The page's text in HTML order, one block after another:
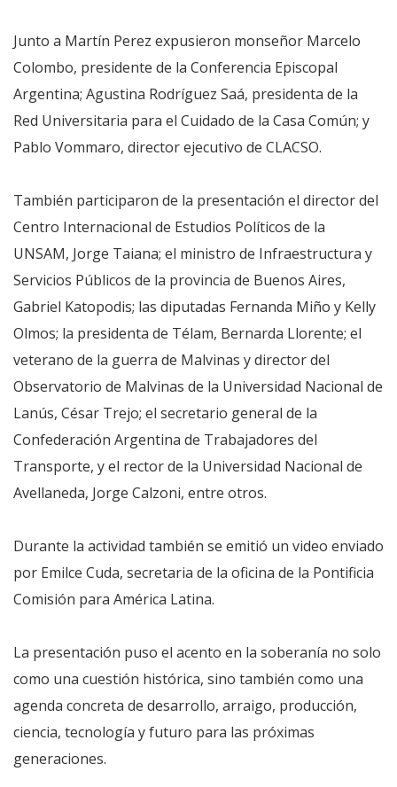
Junto a Martín Perez expusieron monseñor Marcelo
Colombo, presidente de la Conferencia Episcopal
Argentina; Agustina Rodríguez Saá, presidenta de la
Red Universitaria para el Cuidado de la Casa Común; y
Pablo Vommaro, director ejecutivo de CLACSO.
También participaron de la presentación el director del
Centro Internacional de Estudios Políticos de la
UNSAM, Jorge Taiana; el ministro de Infraestructura y
Servicios Públicos de la provincia de Buenos Aires,
Gabriel Katopodis; las diputadas Fernanda Miño y Kelly
Olmos; la presidenta de Télam, Bernarda Llorente; el
veterano de la guerra de Malvinas y director del
Observatorio de Malvinas de la Universidad Nacional de
Lanús, César Trejo; el secretario general de la
Confederación Argentina de Trabajadores del
Transporte, y el rector de la Universidad Nacional de
Avellaneda, Jorge Calzoni, entre otros.
Durante la actividad también se emitió un video enviado
por Emilce Cuda, secretaria de la oficina de la Pontificia
Comisión para América Latina.
La presentación puso el acento en la soberanía no solo
como una cuestión histórica, sino también como una
agenda concreta de desarrollo, arraigo, producción,
ciencia, tecnología y futuro para las próximas
generaciones.